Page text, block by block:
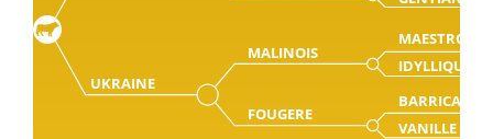
UKRAINE
MALINOIS
MAESTRO
IDYLLIQUE
FOUGERE
BARRICAUT
VANILLE